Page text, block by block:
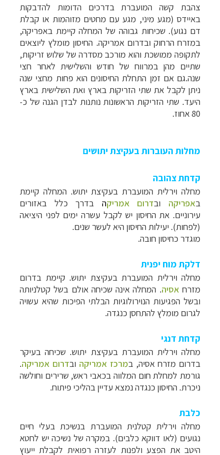
צהבת קשה המועברת בדרכים הדומות להדבקות
באיידס (מגע מיני, מגע עם מחטים מזוהמות או קבלת
דם נגוע). שכיחות גבוהה של המחלה קיימת באפריקה,
במזרח הרחוק ובדרום אמריקה. החיסון מומלץ ליוצאים
לתקופה ממושכת והוא מורכב מסדרה של שלוש זריקות,
שתיים מהן במרווח של חודש והשלישית לאחר חצי
שנה.גם אם זמן התחלת החיסונים הוא פחות מחצי שנה
ניתן לקבל את שתי הזריקות בארץ ואת השלישית בארץ
היעד. שתי הזריקות הראשונות נותנות לבדן הגנה של כ-
80 אחוז.
מחלות העוברות בעקיצת יתושים
קדחת צהובה
מחלה וירלית המועברת בעקיצת יתוש. המחלה קיימת
באפריקה ובדרום אמריקה בדרך כלל באזורים
עירוניים. את החיסון יש לקבל עשרה ימים לפני היציאה
(לפחות). יעילות החיסון היא לעשר שנים.
מוגדר כחיסון חובה.
דלקת מוח יפנית
מחלה וירלית המועברת בעקיצת יתוש. קיימת בדרום
מזרח אסיה. המחלה אינה שכיחה אולם בשל קטלניותה
ובשל הפגיעות הנוירולוגיות הבלתי הפיכות שהיא עשויה
לגרום מומלץ להתחסן כנגדה.
קדחת דנגי
מחלה וירלית המועברת בעקיצת יתוש. שכיחה בעיקר
בדרום מזרח אסיה, במרכז אמריקה ובדרום אמריקה.
גורמת למחלת חום המלווה בכאבי ראש, שרירים וחולשה
ניכרת. החיסון כנגדה נמצא עדיין בהליכי פיתוח.
כלבת
מחלה וירלית קטלנית המועברת בנשיכת בעלי חיים
נגועים (לאו דווקא כלבים). במקרה של נשיכה יש לחטא
היטב את הפצע ולפנות לעזרה רפואית לקבלת ייעוץ